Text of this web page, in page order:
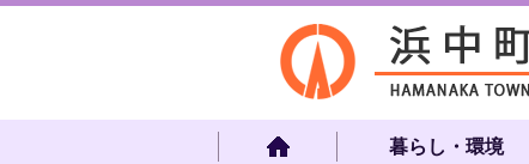
暮らし・環境